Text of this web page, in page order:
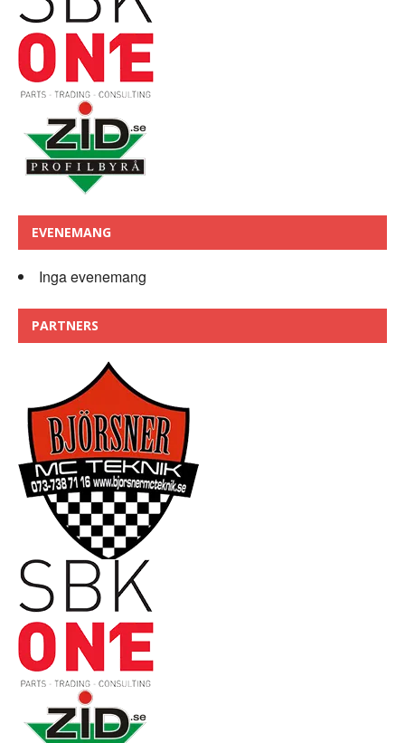
EVENEMANG
Inga evenemang
PARTNERS